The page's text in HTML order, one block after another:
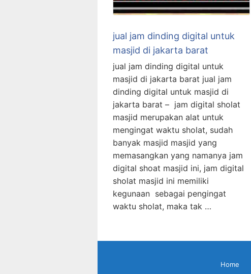
jual jam dinding digital untuk
masjid di jakarta barat
jual jam dinding digital untuk
masjid di jakarta barat jual jam
dinding digital untuk masjid di
jakarta barat – jam digital sholat
masjid merupakan alat untuk
mengingat waktu sholat, sudah
banyak masjid masjid yang
memasangkan yang namanya jam
digital shoat masjid ini, jam digital
sholat masjid ini memiliki
kegunaan sebagai pengingat
waktu sholat, maka tak …
Home